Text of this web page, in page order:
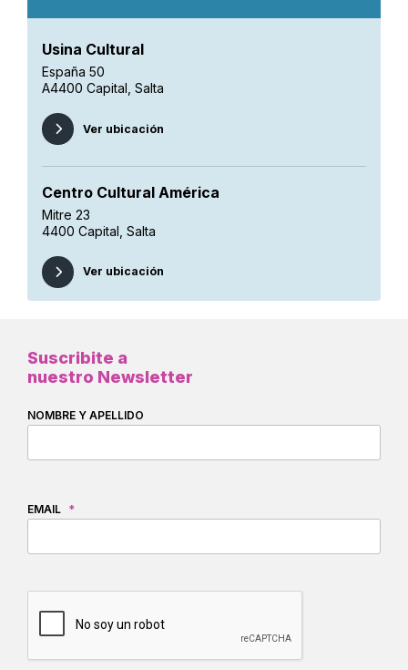
Usina Cultural
España 50
A4400 Capital, Salta
Ver ubicación
Centro Cultural América
Mitre 23
4400 Capital, Salta
Ver ubicación
Suscribite a
nuestro Newsletter
NOMBRE Y APELLIDO
EMAIL *